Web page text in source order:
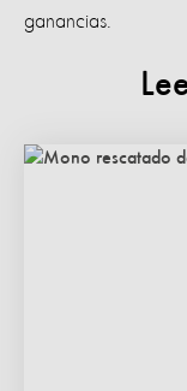
ganancias.